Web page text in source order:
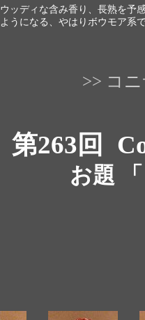
ウッディな含み香り、長熟を予
ようになる、やはりボウモア系
>> コ
第263回
お題